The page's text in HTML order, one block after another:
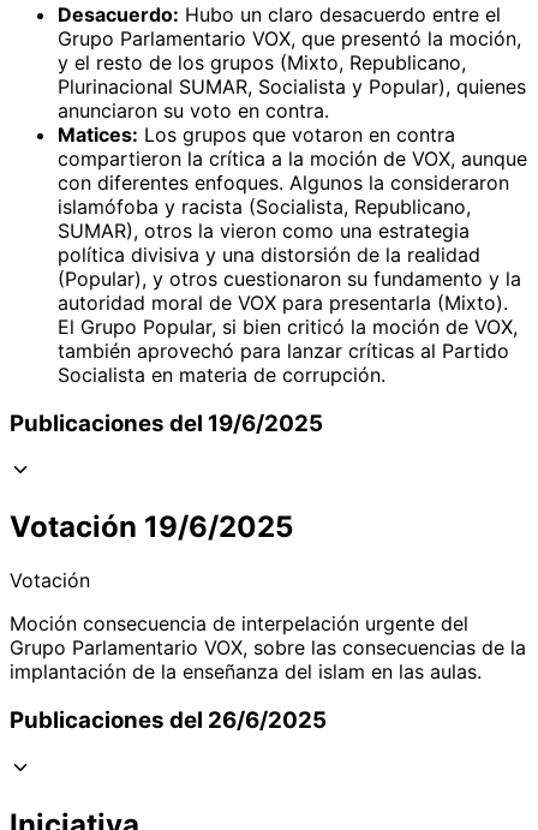
Desacuerdo: Hubo un claro desacuerdo entre el
Grupo Parlamentario VOX, que presentó la moción,
y el resto de los grupos (Mixto, Republicano,
Plurinacional SUMAR, Socialista y Popular), quienes
anunciaron su voto en contra.
Matices: Los grupos que votaron en contra
compartieron la crítica a la moción de VOX, aunque
con diferentes enfoques. Algunos la consideraron
islamófoba y racista (Socialista, Republicano,
SUMAR), otros la vieron como una estrategia
política divisiva y una distorsión de la realidad
(Popular), y otros cuestionaron su fundamento y la
autoridad moral de VOX para presentarla (Mixto).
El Grupo Popular, si bien criticó la moción de VOX,
también aprovechó para lanzar críticas al Partido
Socialista en materia de corrupción.
Publicaciones del 19/6/2025
Votación 19/6/2025
Votación
Moción consecuencia de interpelación urgente del
Grupo Parlamentario VOX, sobre las consecuencias de la
implantación de la enseñanza del islam en las aulas.
Publicaciones del 26/6/2025